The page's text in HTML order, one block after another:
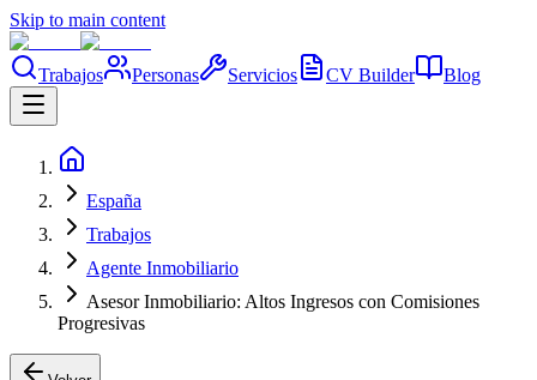
Skip to main content
Trabajos Personas Servicios CV Builder Blog
España
Trabajos
Agente Inmobiliario
Asesor Inmobiliario: Altos Ingresos con Comisiones
Progresivas